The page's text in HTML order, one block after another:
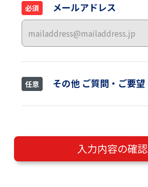
必須 メールアドレス
任意 その他 ご質問・ご要望
入力内容の確認